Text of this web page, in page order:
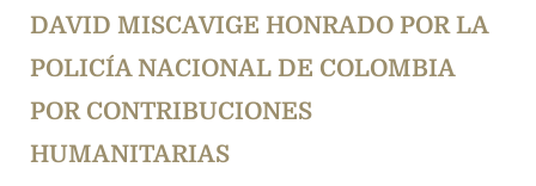
DAVID MISCAVIGE HONRADO POR LA
POLICÍA NACIONAL DE COLOMBIA
POR CONTRIBUCIONES
HUMANITARIAS